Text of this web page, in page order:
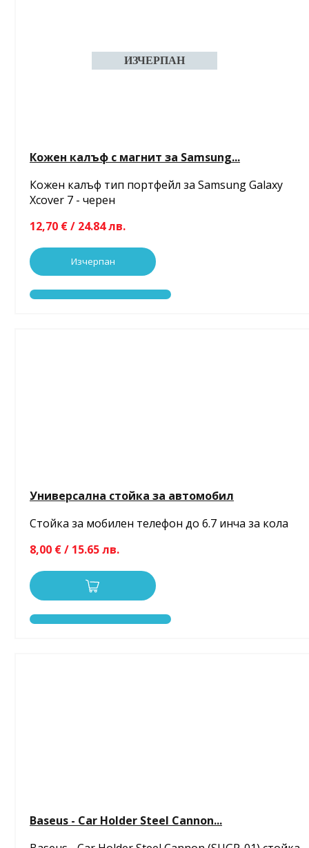
Кожен калъф с магнит за Samsung...
Кожен калъф тип портфейл за Samsung Galaxy
Xcover 7 - черен
12,70 € / 24.84 лв.
Изчерпан
Универсална стойка за автомобил
Стойка за мобилен телефон до 6.7 инча за кола
8,00 € / 15.65 лв.
Baseus - Car Holder Steel Cannon...